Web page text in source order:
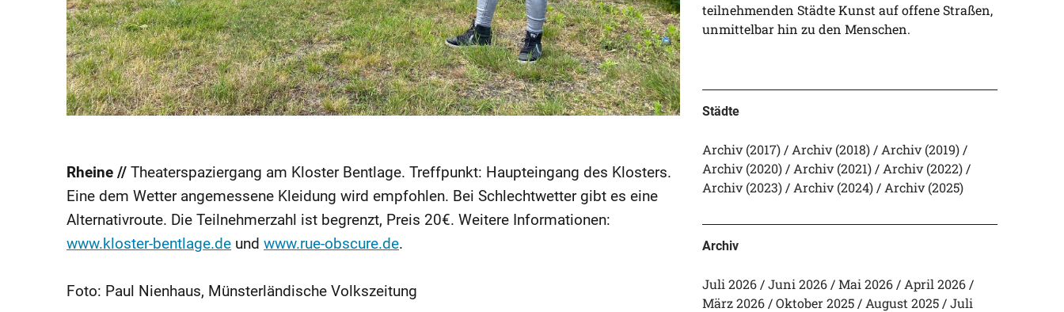
Rheine // Theaterspaziergang am Kloster Bentlage. Treffpunkt: Haupteingang des Klosters.
Eine dem Wetter angemessene Kleidung wird empfohlen. Bei Schlechtwetter gibt es eine
Alternativroute. Die Teilnehmerzahl ist begrenzt, Preis 20€. Weitere Informationen:
www.kloster-bentlage.de und www.rue-obscure.de.
Foto: Paul Nienhaus, Münsterländische Volkszeitung
teilnehmenden Städte Kunst auf offene Straßen,
unmittelbar hin zu den Menschen.
Städte
Archiv (2017) Archiv (2018)
Archiv (2019)
Archiv (2020)
Archiv (2021)
Archiv (2022)
Archiv (2023)
Archiv (2024) Archiv (2025)
Archiv
Juli 2026 Juni 2026 Mai 2026
April 2026
März 2026
Oktober 2025 August 2025
Juli